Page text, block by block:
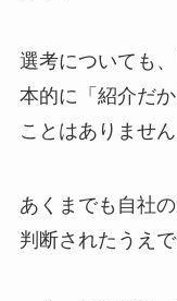
選考についても
本的に「紹介だ
ことはありません
あくまでも自社
判断されたうえ